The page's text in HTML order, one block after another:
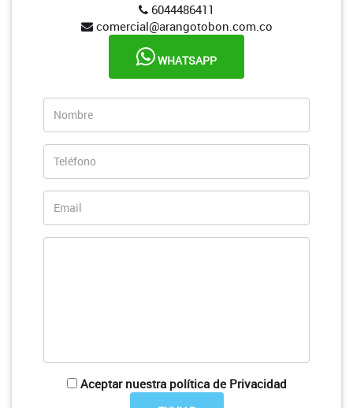
6044486411
comercial@arangotobon.com.co
WHATSAPP
Aceptar nuestra política de Privacidad